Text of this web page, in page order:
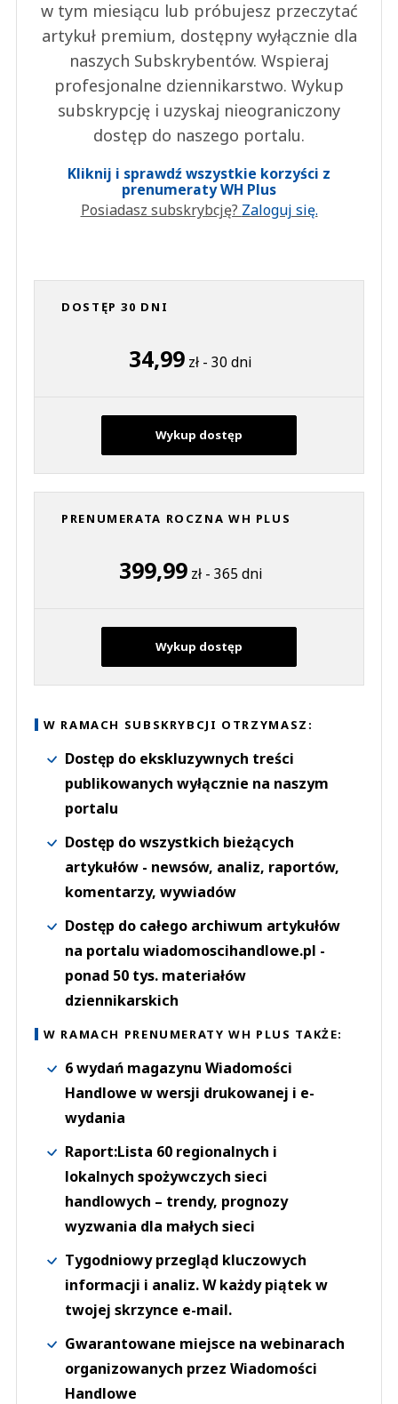
w tym miesiącu lub próbujesz przeczytać
artykuł premium, dostępny wyłącznie dla
naszych Subskrybentów. Wspieraj
profesjonalne dziennikarstwo. Wykup
subskrypcję i uzyskaj nieograniczony
dostęp do naszego portalu.
Kliknij i sprawdź wszystkie korzyści z
prenumeraty WH Plus
Posiadasz subskrybcję? Zaloguj się.
DOSTĘP 30 DNI
34,99 zł - 30 dni
Wykup dostęp
PRENUMERATA ROCZNA WH PLUS
399,99zł - 365 dni
Wykup dostęp
W RAMACH SUBSKRYBCJI OTRZYMASZ:
Dostęp do ekskluzywnych treści
publikowanych wyłącznie na naszym
portalu
Dostęp do wszystkich bieżących
artykułów - newsów, analiz, raportów,
komentarzy, wywiadów
Dostęp do całego archiwum artykułów
na portalu wiadomoscihandlowe.pl -
ponad 50 tys. materiałów
dziennikarskich
W RAMACH PRENUMERATY WH PLUS TAKŻE:
6 wydań magazynu Wiadomości
Handlowe w wersji drukowanej i e-
wydania
Raport:Lista 60 regionalnych i
lokalnych spożywczych sieci
handlowych – trendy, prognozy
wyzwania dla małych sieci
Tygodniowy przegląd kluczowych
informacji i analiz. W każdy piątek w
twojej skrzynce e-mail.
Gwarantowane miejsce na webinarach
organizowanych przez Wiadomości
Handlowe